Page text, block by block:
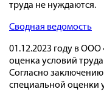
труда не нуждаются.
Сводная ведомость
01.12.2023 году в
оценка условий
Согласно заключению
специальной оценки